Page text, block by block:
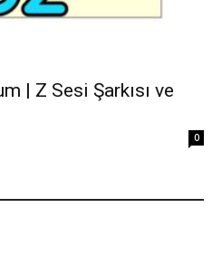
| Z Sesi Şarkısı ve
0